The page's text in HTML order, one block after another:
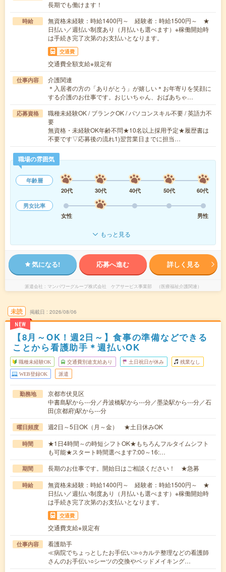
長期でも働けます！
時給
無資格未経験：時給1400円～ 経験者：時給1500円～ ★
日払い／週払い制度あり（月払いも選べます）※稼働開始時
は手続き完了次第のお支払いとなります。
交通費
交通費全額支給※規定有
仕事内容
介護関連
＊入居者の方の「ありがとう」が嬉しい＊お年寄りを笑顔に
する介護のお仕事です。おじいちゃん、おばあちゃ…
応募資格
職種未経験OK / ブランクOK / パソコンスキル不要 / 英語力不
要
無資格・未経験OK年齢不問★10名以上採用予定★履歴書は
不要です▽応募後の流れ1)翌営業日までに担当…
職場の雰囲気
年齢層
20代
30代 40代 50代
60代
男女比率
女性
男性
もっと見る
気になる! 応募へ進む 詳しく見る
派遣会社 マンパワーグループ株式会社 ケアサービス事業部 （医療福祉介護関連）
未読
NEW
掲載日 2026/08/06
【8月～OK！週2日～】食事の準備などできる
ことから看護助手＊週払いOK
職種未経験OK 交通費別途支給あり 土日祝日が休み 残業なし
WEB登録OK 派遣
勤務地
京都市伏見区
中書島駅から---分／丹波橋駅から---分／墨染駅から---分／石
田(京都府)駅から---分
曜日頻度 週2日～5日OK（月～金） ★土日休みOK
時間
★1日4時間～の時短シフトOK★もちろんフルタイムシフト
も可能★スタート時間選べます7:00～16:…
期間 長期のお仕事です。開始日はご相談ください！ ★急募
時給
無資格未経験：時給1400円～ 経験者：時給1500円～ ★
日払い／週払い制度あり（月払いも選べます）※稼働開始時
は手続き完了次第のお支払いとなります。
交通費
交通費支給※規定有
仕事内容
看護助手
≪病院でちょっとしたお手伝い≫○カルテ整理などの看護師
さんのお手伝い○シーツの交換やベッドメイキング…